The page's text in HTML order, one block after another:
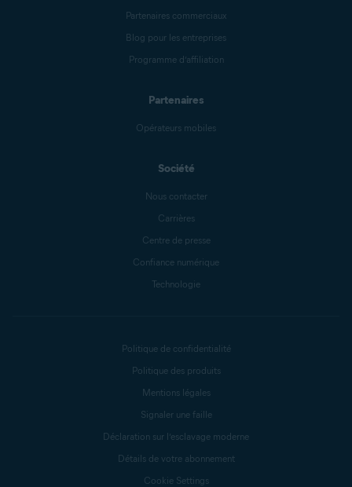
Partenaires commerciaux
Blog pour les entreprises
Programme d’affiliation
Partenaires
Opérateurs mobiles
Société
Nous contacter
Carrières
Centre de presse
Confiance numérique
Technologie
Politique de confidentialité
Politique des produits
Mentions légales
Signaler une faille
Déclaration sur l’esclavage moderne
Détails de votre abonnement
Cookie Settings